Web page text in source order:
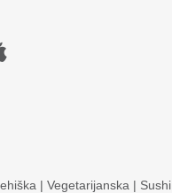
| Vegetarijanska | Sushi